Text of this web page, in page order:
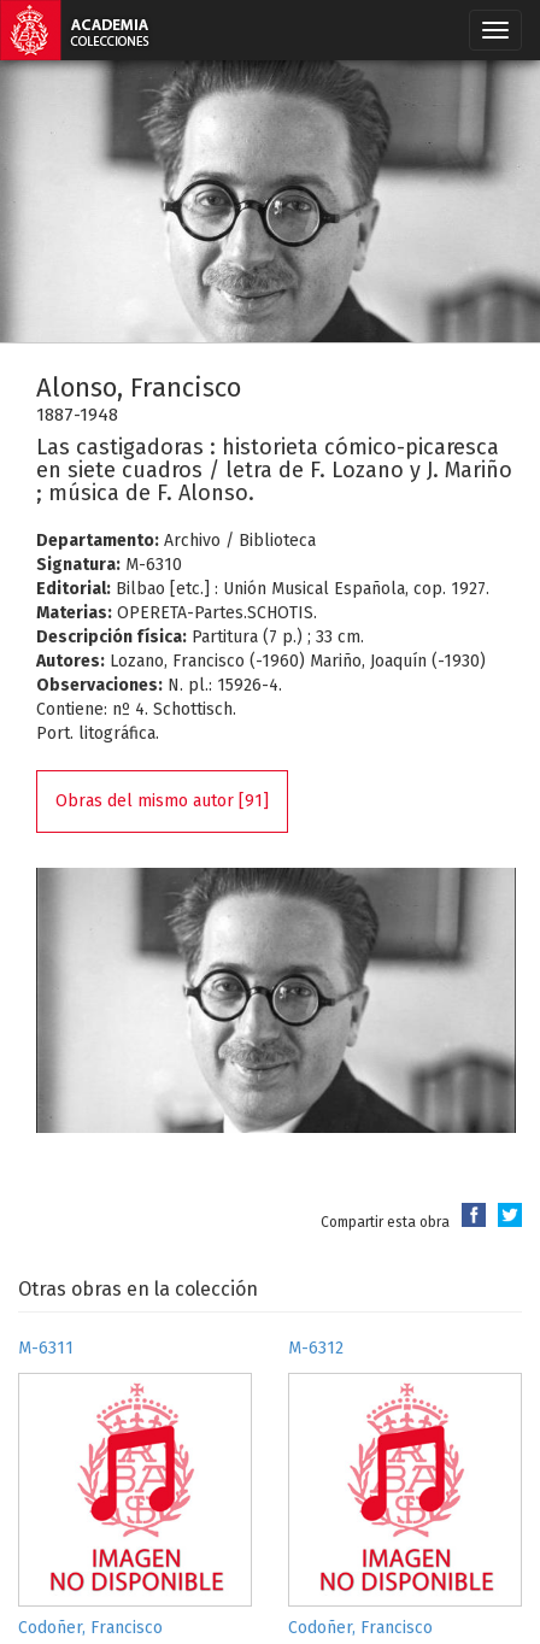
Alonso, Francisco
1887-1948
Las castigadoras : historieta cómico-picaresca
en siete cuadros / letra de F. Lozano y J. Mariño
; música de F. Alonso.
Departamento: Archivo / Biblioteca
Signatura: M-6310
Editorial: Bilbao [etc.] : Unión Musical Española, cop. 1927.
Materias: OPERETA-Partes.SCHOTIS.
Descripción física: Partitura (7 p.) ; 33 cm.
Autores: Lozano, Francisco (-1960) Mariño, Joaquín (-1930)
Observaciones: N. pl.: 15926-4.
Contiene: nº 4. Schottisch.
Port. litográfica.
Obras del mismo autor [91]
Compartir esta obra
Otras obras en la colección
M-6311
Codoñer, Francisco
M-6312
Codoñer, Francisco